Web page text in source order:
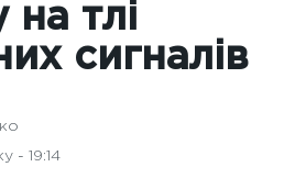
тлі
сигналів
- 19:14